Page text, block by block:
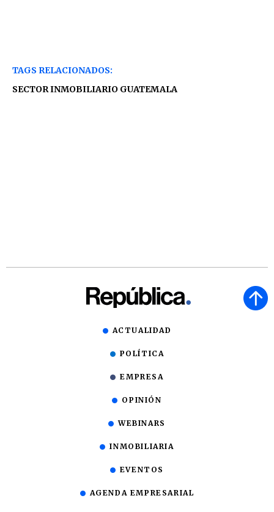
TAGS RELACIONADOS:
SECTOR INMOBILIARIO GUATEMALA
ACTUALIDAD
POLÍTICA
EMPRESA
OPINIÓN
WEBINARS
INMOBILIARIA
EVENTOS
AGENDA EMPRESARIAL